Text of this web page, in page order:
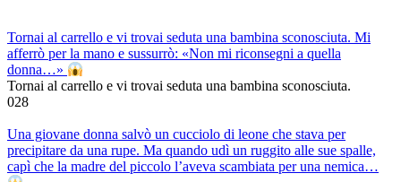
Tornai al carrello e vi trovai seduta una bambina sconosciuta. Mi
afferrò per la mano e sussurrò: «Non mi riconsegni a quella
donna…»
Tornai al carrello e vi trovai seduta una bambina sconosciuta.
028
Una giovane donna salvò un cucciolo di leone che stava per
precipitare da una rupe. Ma quando udì un ruggito alle sue spalle,
capì che la madre del piccolo l’aveva scambiata per una nemica…